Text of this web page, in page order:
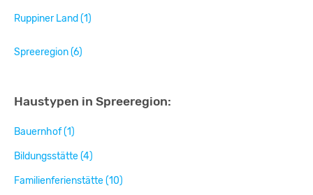
Ruppiner Land (1)
Spreeregion (6)
Haustypen in Spreeregion:
Bauernhof (1)
Bildungsstätte (4)
Familienferienstätte (10)